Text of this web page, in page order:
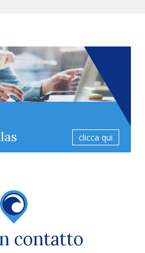
clicca qui
contatto